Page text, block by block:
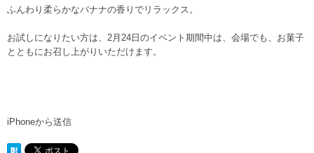
ふんわり柔らかなバナナの香りでリラックス。
お試しになりたい方は、2月24日のイベント期間中は、会場でも、お菓子
とともにお召し上がりいただけます。
iPhoneから送信